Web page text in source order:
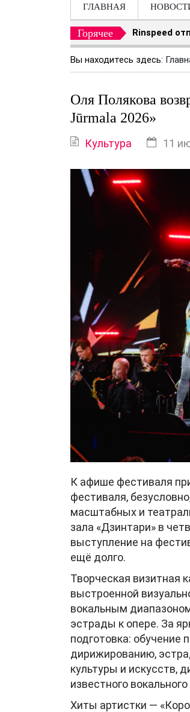
ГЛАВНАЯ
Горячее Rinspeed
Вы находитесь здесь:
Оля Полякова
Jūrmala 2026»
Культура 11
К афише фестиваля
фестиваля,
масштабных и
зала «Дзинтари» в
выступление на
ещё долго.
Творческая визитная
выстроенной
вокальным
эстрады к опере. За
подготовка: обучение
дирижированию,
культуры и искусств,
известного
Хиты артистки —